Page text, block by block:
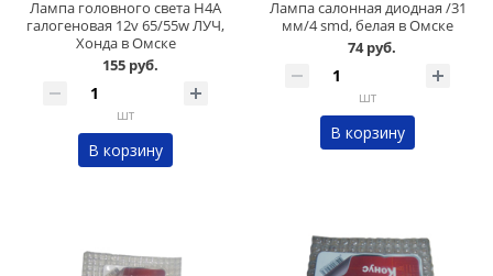
Лампа головного света H4А
галогеновая 12v 65/55w ЛУЧ,
Хонда в Омске
155 руб.
шт
В корзину
Лампа салонная диодная /31
мм/4 smd, белая в Омске
74 руб.
шт
В корзину